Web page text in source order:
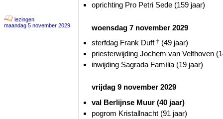
lezingen
maandag 5 november 2029
oprichting Pro Petri Sede (159 jaar)
woensdag 7 november 2029
sterfdag Frank Duff † (49 jaar)
priesterwijding Jochem van Velthoven
inwijding Sagrada Família (19 jaar)
vrijdag 9 november 2029
val Berlijnse Muur (40 jaar)
pogrom Kristallnacht (91 jaar)